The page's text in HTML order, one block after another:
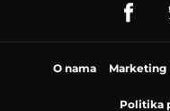
O nama Marketing
Politika